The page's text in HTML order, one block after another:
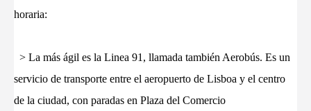
horaria:
> La más ágil es la Linea 91, llamada también Aerobús. Es un
servicio de transporte entre el aeropuerto de Lisboa y el centro
de la ciudad, con paradas en Plaza del Comercio